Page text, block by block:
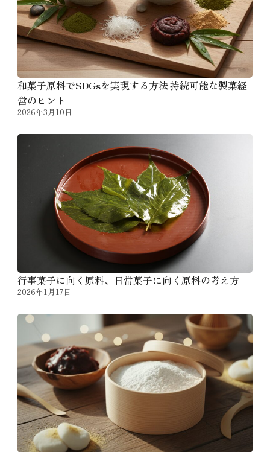
和菓子原料でSDGsを実現する方法|持続可能な製菓経
営のヒント
2026年3月10日
行事菓子に向く原料、日常菓子に向く原料の考え方
2026年1月17日